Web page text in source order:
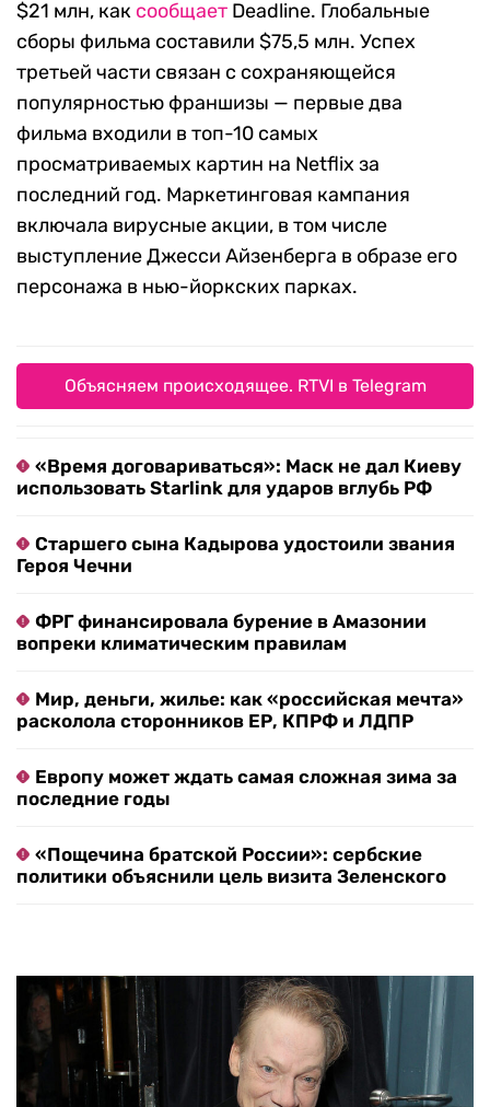
$21 млн, как сообщает Deadline. Глобальные
сборы фильма составили $75,5 млн. Успех
третьей части связан с сохраняющейся
популярностью франшизы — первые два
фильма входили в топ-10 самых
просматриваемых картин на Netflix за
последний год. Маркетинговая кампания
включала вирусные акции, в том числе
выступление Джесси Айзенберга в образе его
персонажа в нью-йоркских парках.
Объясняем происходящее. RTVI в Telegram
«Время договариваться»: Маск не дал Киеву
использовать Starlink для ударов вглубь РФ
Старшего сына Кадырова удостоили звания
Героя Чечни
ФРГ финансировала бурение в Амазонии
вопреки климатическим правилам
Мир, деньги, жилье: как «российская мечта»
расколола сторонников ЕР, КПРФ и ЛДПР
Европу может ждать самая сложная зима за
последние годы
«Пощечина братской России»: сербские
политики объяснили цель визита Зеленского